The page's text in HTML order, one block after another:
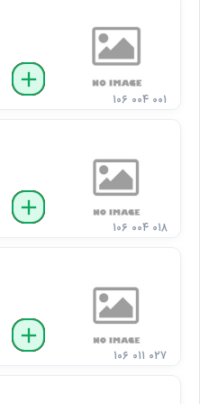
delete
remove
add
۱۰۶ ۰۰۴ ۰۰۱
delete
remove
add
۱۰۶ ۰۰۴ ۰۱۸
delete
remove
add
۱۰۶ ۰۱۱ ۰۲۷